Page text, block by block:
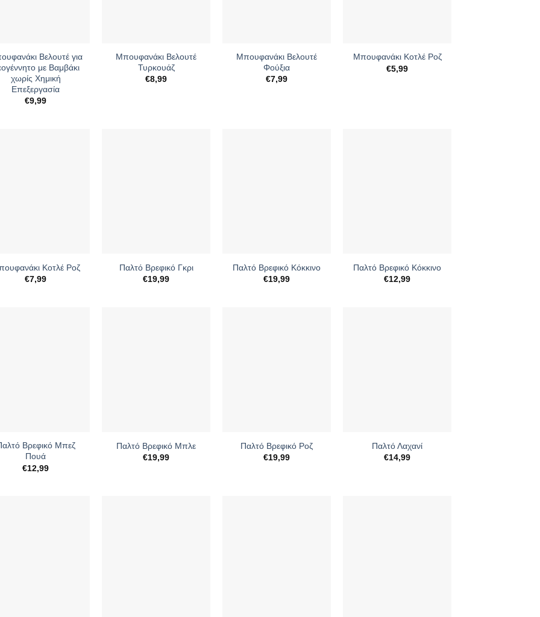
Βελουτέ για
με Βαμβάκι
χωρίς Χημική
Επεξεργασία
€9,99
Μπουφανάκι Βελουτέ
Τυρκουάζ
€8,99
Μπουφανάκι Βελουτέ
Φούξια
€7,99
Μπουφανάκι Κοτλέ Ροζ
€5,99
Κοτλέ Ροζ
€7,99
Παλτό Βρεφικό Γκρι
€19,99
Παλτό Βρεφικό Κόκκινο
€19,99
Παλτό Βρεφικό Κόκκινο
€12,99
Βρεφικό Μπεζ
Πουά
€12,99
Παλτό Βρεφικό Μπλε
€19,99
Παλτό Βρεφικό Ροζ
€19,99
Παλτό Λαχανί
€14,99